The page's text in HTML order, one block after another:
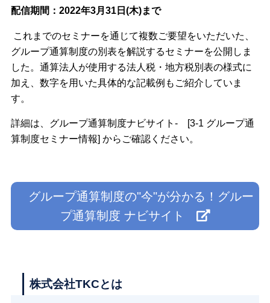
配信期間：2022年3月31日(木)まで
これまでのセミナーを通じて複数ご要望をいただいた、
グループ通算制度の別表を解説するセミナーを公開しま
した。通算法人が使用する法人税・地方税別表の様式に
加え、数字を用いた具体的な記載例もご紹介していま
す。
詳細は、グループ通算制度ナビサイト- [3-1 グループ通
算制度セミナー情報] からご確認ください。
グループ通算制度の"今"が分かる！グルー
プ通算制度 ナビサイト
株式会社TKCとは